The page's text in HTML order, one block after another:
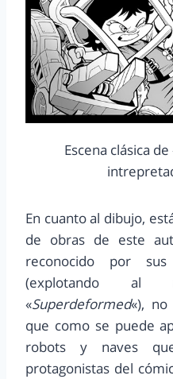
Escena clásica
En cuanto al dibujo,
de obras de este
reconocido por sus
(explotando al
«Superdeformed«), no
que como se puede
robots y naves
protagonistas del